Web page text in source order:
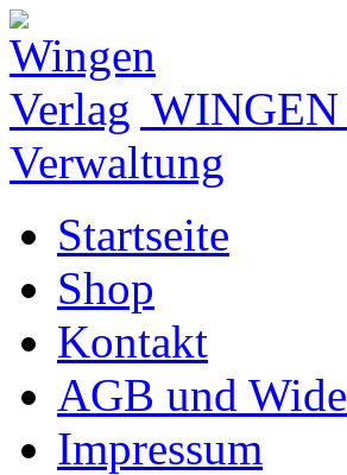
Verwaltung
Startseite
Shop
Kontakt
AGB und
Impressum